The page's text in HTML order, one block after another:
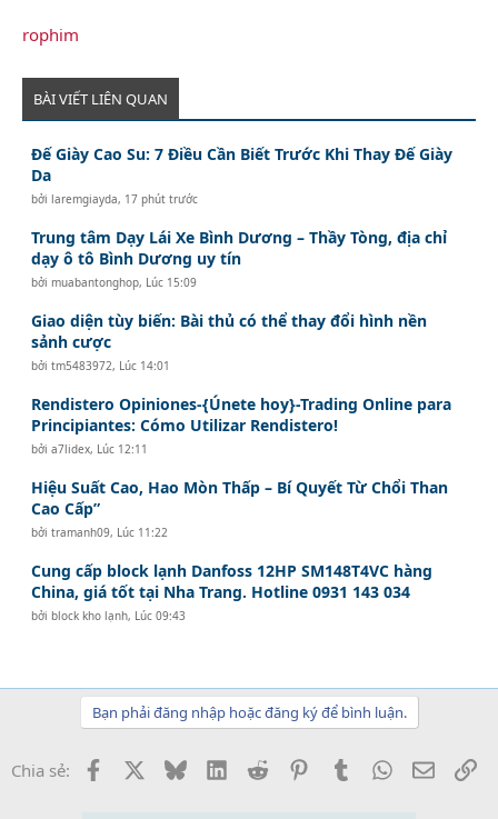
rophim
BÀI VIẾT LIÊN QUAN
Đế Giày Cao Su: 7 Điều Cần Biết Trước Khi Thay Đế Giày
Da
bởilaremgiayda, 17 phút trước
Trung tâm Dạy Lái Xe Bình Dương – Thầy Tòng, địa chỉ
dạy ô tô Bình Dương uy tín
bởimuabantonghop, Lúc 15:09
Giao diện tùy biến: Bài thủ có thể thay đổi hình nền
sảnh cược
bởitm5483972, Lúc 14:01
Rendistero Opiniones-{Únete hoy}-Trading Online para
Principiantes: Cómo Utilizar Rendistero!
bởia7lidex, Lúc 12:11
Hiệu Suất Cao, Hao Mòn Thấp – Bí Quyết Từ Chổi Than
Cao Cấp”
bởitramanh09, Lúc 11:22
Cung cấp block lạnh Danfoss 12HP SM148T4VC hàng
China, giá tốt tại Nha Trang. Hotline 0931 143 034
bởiblock kho lạnh, Lúc 09:43
Bạn phải đăng nhập hoặc đăng ký để bình luận.
Chia sẻ: Facebook BlueskyLinkedInReddit PinterestTumblrWhatsApp
Email